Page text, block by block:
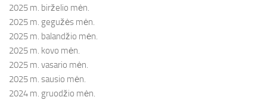
2025 m. birželio mėn.
2025 m. gegužės mėn.
2025 m. balandžio mėn.
2025 m. kovo mėn.
2025 m. vasario mėn.
2025 m. sausio mėn.
2024 m. gruodžio mėn.